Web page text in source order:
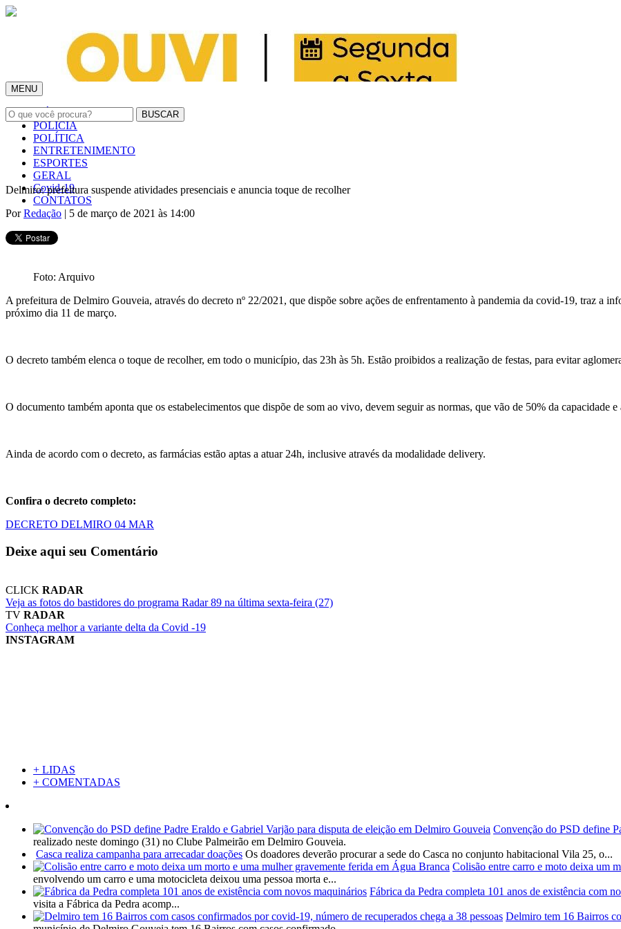
MENU
INÍCIO
POLÍCIA
POLÍTICA
ENTRETENIMENTO
ESPORTES
GERAL
Covid-19
CONTATOS
Delmiro: prefeitura suspende atividades presenciais e anuncia toque de recolher
PorRedação | 5 de março de 2021 às 14:00
Foto: Arquivo
A prefeitura de Delmiro Gouveia, através do decreto nº 22/2021, que dispõe sobre ações de enfrentamento à pandemia da covid-19, traz a
próximo dia 11 de março.
O decreto também elenca o toque de recolher, em todo o município, das 23h às 5h. Estão proibidos a realização de festas, para evitar
O documento também aponta que os estabelecimentos que dispõe de som ao vivo, devem seguir as normas, que vão de 50% da capacidade
Ainda de acordo com o decreto, as farmácias estão aptas a atuar 24h, inclusive através da modalidade delivery.
Confira o decreto completo:
DECRETO DELMIRO 04 MAR
Deixe aqui seu Comentário
CLICK RADAR
Veja as fotos do bastidores do programa Radar 89 na última sexta-feira (27)
TV RADAR
Conheça melhor a variante delta da Covid -19
INSTAGRAM
+ LIDAS
+ COMENTADAS
Convenção do PSD define
realizado neste domingo (31) no Clube Palmeirão em Delmiro Gouveia.
Casca realiza campanha para arrecadar doações Os doadores deverão procurar a sede do Casca no conjunto habitacional Vila 25, o...
Colisão entre carro e moto deixa um
envolvendo um carro e uma motocicleta deixou uma pessoa morta e...
Fábrica da Pedra completa 101 anos de existência com
visita a Fábrica da Pedra acomp...
Delmiro tem 16 Bairros